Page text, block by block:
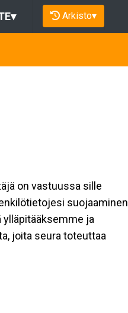
▾ Arkisto▾
on vastuussa sille
suojaaminen
ylläpitääksemme ja
joita seura toteuttaa